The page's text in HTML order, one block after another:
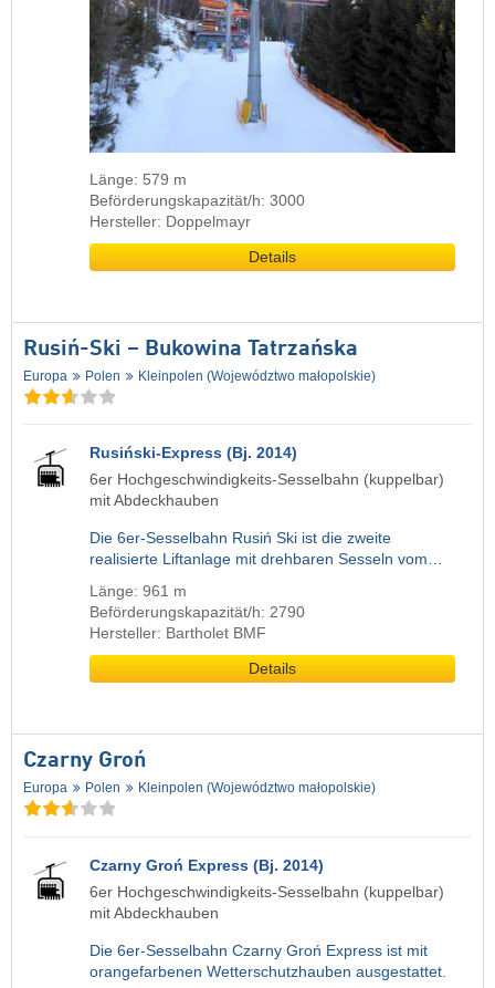
Länge: 579 m
Beförderungskapazität/h: 3000
Hersteller: Doppelmayr
Details
Rusiń-Ski – Bukowina Tatrzańska
Europa Polen Kleinpolen (Województwo małopolskie)
Rusiński-Express (Bj. 2014)
6er Hochgeschwindigkeits-Sesselbahn (kuppelbar)
mit Abdeckhauben
Die 6er-Sesselbahn Rusiń Ski ist die zweite
realisierte Liftanlage mit drehbaren Sesseln vom…
Länge: 961 m
Beförderungskapazität/h: 2790
Hersteller: Bartholet BMF
Details
Czarny Groń
Europa Polen Kleinpolen (Województwo małopolskie)
Czarny Groń Express (Bj. 2014)
6er Hochgeschwindigkeits-Sesselbahn (kuppelbar)
mit Abdeckhauben
Die 6er-Sesselbahn Czarny Groń Express ist mit
orangefarbenen Wetterschutzhauben ausgestattet.